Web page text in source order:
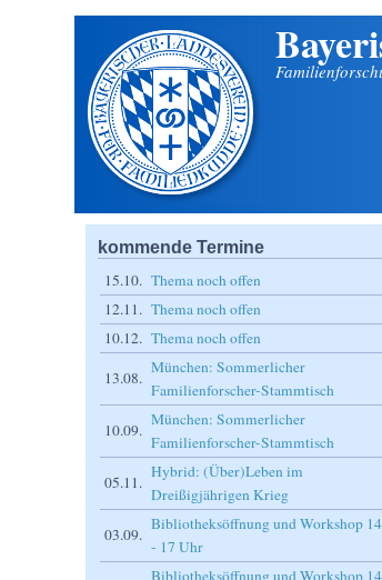
kommende Termine
15.10. Thema noch offen
12.11. Thema noch offen
10.12. Thema noch offen
13.08.
München: Sommerlicher
Familienforscher-Stammtisch
10.09.
München: Sommerlicher
Familienforscher-Stammtisch
05.11.
Hybrid: (Über)Leben im
Dreißigjährigen Krieg
03.09.
Bibliotheksöffnung und Workshop 14
- 17 Uhr
Bibliotheksöffnung und Workshop 14